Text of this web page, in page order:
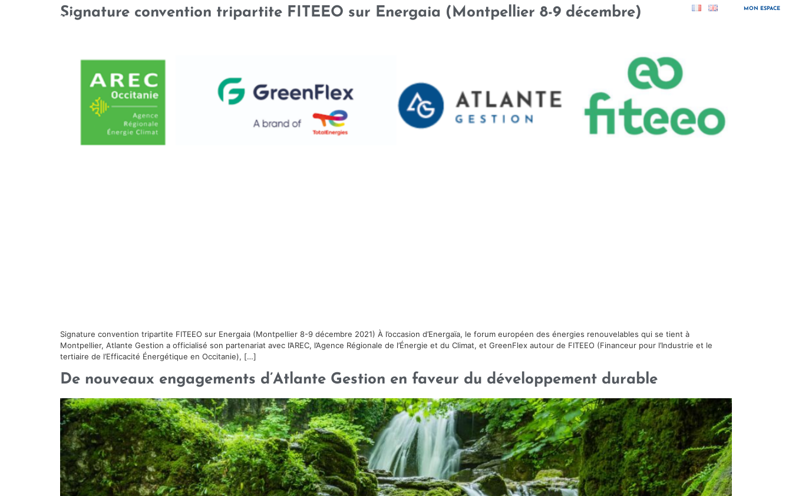
MON ESPACE
Signature convention tripartite FITEEO sur Energaia (Montpellier 8-9 décembre)
Signature convention tripartite FITEEO sur Energaia (Montpellier 8-9 décembre 2021) À l’occasion d’Energaïa, le forum européen des énergies renouvelables qui se tient à
Montpellier, Atlante Gestion a officialisé son partenariat avec l’AREC, l’Agence Régionale de l’Énergie et du Climat, et GreenFlex autour de FITEEO (Financeur pour l’Industrie et le
tertiaire de l’Efficacité Énergétique en Occitanie), […]
De nouveaux engagements d’Atlante Gestion en faveur du développement durable